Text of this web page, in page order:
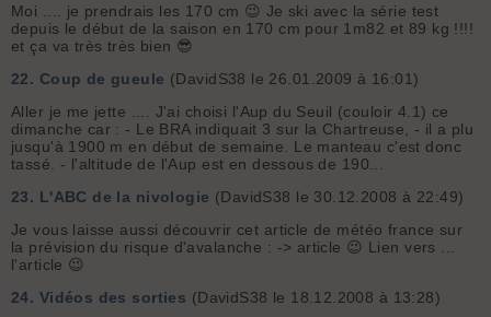
Moi .... je prendrais les 170 cm 😉 Je ski avec la série test
depuis le début de la saison en 170 cm pour 1m82 et 89 kg !!!!
et ça va très très bien 😎
22. Coup de gueule (DavidS38 le 26.01.2009 à 16:01)
Aller je me jette .... J'ai choisi l'Aup du Seuil (couloir 4.1) ce
dimanche car : - Le BRA indiquait 3 sur la Chartreuse, - il a plu
jusqu'à 1900 m en début de semaine. Le manteau c'est donc
tassé. - l'altitude de l'Aup est en dessous de 190...
23. L'ABC de la nivologie (DavidS38 le 30.12.2008 à 22:49)
Je vous laisse aussi découvrir cet article de météo france sur
la prévision du risque d'avalanche : -> article 😉 Lien vers ...
l'article 😉
24. Vidéos des sorties (DavidS38 le 18.12.2008 à 13:28)